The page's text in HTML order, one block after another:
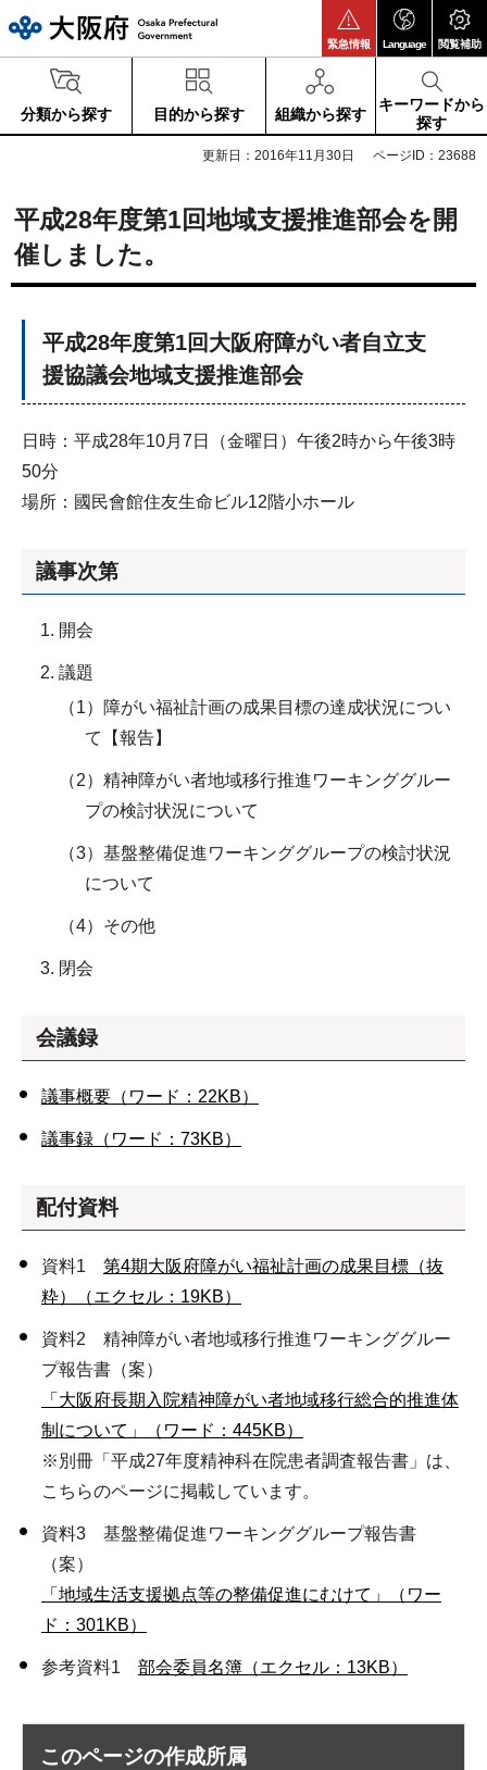
緊急情報 Language 閲覧補助
分類から探す 目的から探す 組織から探す
キーワードから
探す
更新日：2016年11月30日 ページID：23688
平成28年度第1回地域支援推進部会を開
催しました。
平成28年度第1回大阪府障がい者自立支
援協議会地域支援推進部会
日時：平成28年10月7日（金曜日）午後2時から午後3時
50分
場所：國民會館住友生命ビル12階小ホール
議事次第
開会
議題
（1）障がい福祉計画の成果目標の達成状況につい
て【報告】
（2）精神障がい者地域移行推進ワーキンググルー
プの検討状況について
（3）基盤整備促進ワーキンググループの検討状況
について
（4）その他
閉会
会議録
議事概要（ワード：22KB）
議事録（ワード：73KB）
配付資料
資料1 第4期大阪府障がい福祉計画の成果目標（抜
粋）（エクセル：19KB）
資料2 精神障がい者地域移行推進ワーキンググルー
プ報告書（案）
「大阪府長期入院精神障がい者地域移行総合的推進体
制について」（ワード：445KB）
※別冊「平成27年度精神科在院患者調査報告書」は、
こちらのページに掲載しています。
資料3 基盤整備促進ワーキンググループ報告書
（案）
「地域生活支援拠点等の整備促進にむけて」（ワー
ド：301KB）
参考資料1 部会委員名簿（エクセル：13KB）
このページの作成所属